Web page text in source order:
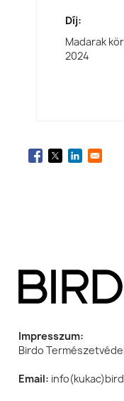
Díj:
Madarak
2024
Impresszum:
Birdo
Email: